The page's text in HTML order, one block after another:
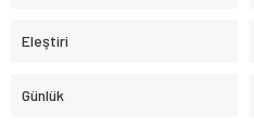
Eleştiri
Günlük